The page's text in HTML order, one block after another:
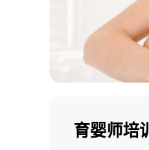
育婴师培训